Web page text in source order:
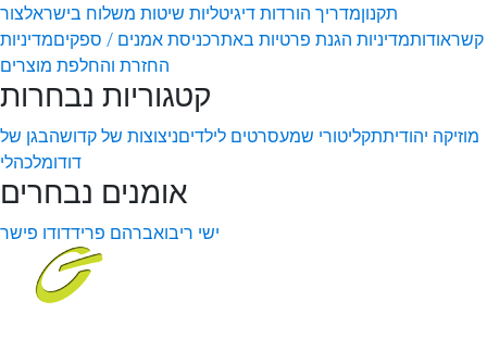
תקנוןמדריך הורדות דיגיטליות שיטות משלוח בישראלצור
קשראודותמדיניות הגנת פרטיות באתרכניסת אמנים / ספקיםמדיניות
החזרת והחלפת מוצרים
קטגוריות נבחרות
מוזיקה יהודיתתקליטורי שמעסרטים לילדיםניצוצות של קדושהבגן של
דודומלכהלי
אומנים נבחרים
ישי ריבואברהם פרידדודו פישר